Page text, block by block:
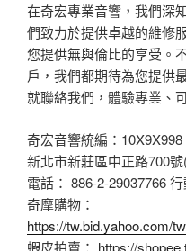
在奇宏專業音響，我們深
們致力於提供卓越的維修
您提供無與倫比的享受。
戶，我們都期待為您提供
就聯絡我們，體驗專業、
奇宏音響統編：10X9X998
新北市新莊區中正路700
電話： 886-2-29037766
奇摩購物：
https://tw.bid.yahoo.com/
蝦皮拍賣： https://